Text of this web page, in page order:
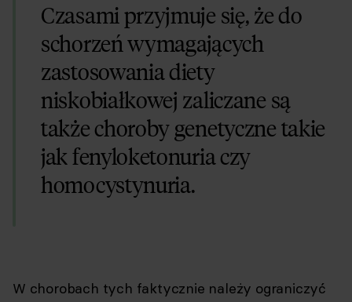
Czasami przyjmuje się, że do
schorzeń wymagających
zastosowania diety
niskobiałkowej zaliczane są
także choroby genetyczne takie
jak fenyloketonuria czy
homocystynuria.
W chorobach tych faktycznie należy ograniczyć